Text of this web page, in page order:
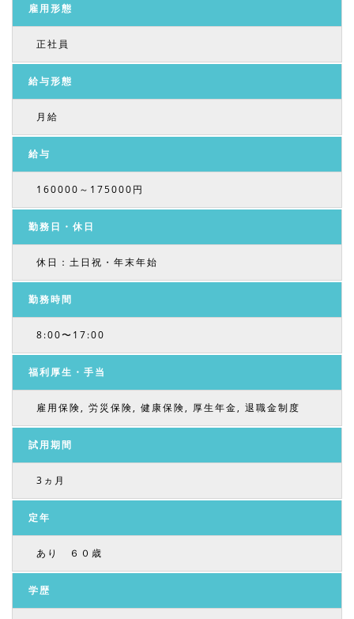
雇用形態
正社員
給与形態
月給
給与
160000～175000円
勤務日・休日
休日：土日祝・年末年始
勤務時間
8:00〜17:00
福利厚生・手当
雇用保険, 労災保険, 健康保険, 厚生年金, 退職金制度
試用期間
3ヵ月
定年
あり ６０歳
学歴